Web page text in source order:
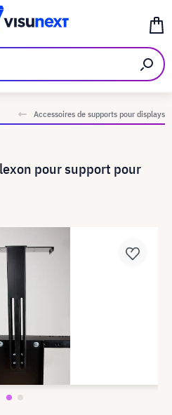
Accessoires de supports pour displays
pour support pour